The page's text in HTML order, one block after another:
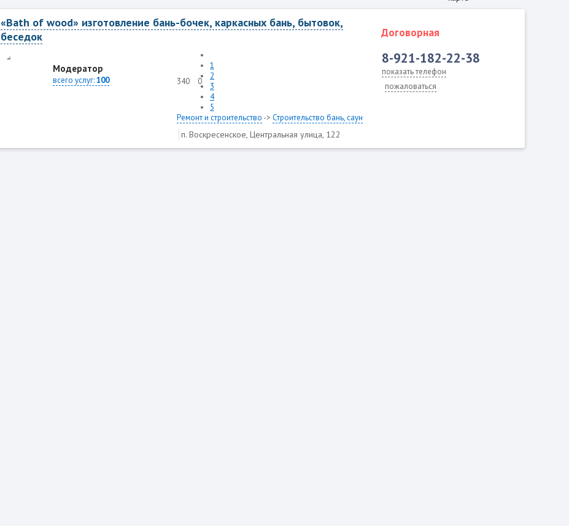
«Bath of wood» изготовление бань-бочек, каркасных бань, бытовок,
беседок
Договорная
Модератор
всего услуг:100 340 0
1
2
3
4
5
Ремонт и строительство -> Строительство бань, саун
п. Воскресенское, Центральная улица, 122
8-921-182-22-38
показать телефон
пожаловаться